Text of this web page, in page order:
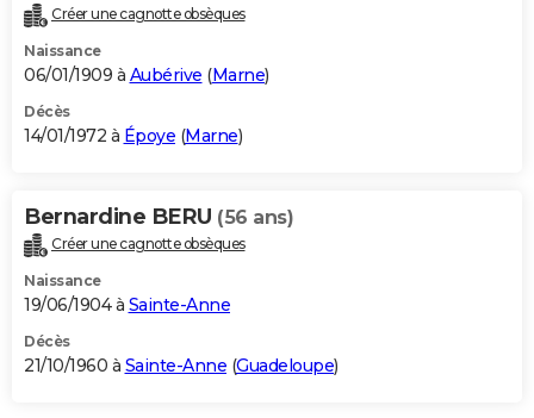
Créer une cagnotte obsèques
Naissance
06/01/1909 à Aubérive (Marne)
Décès
14/01/1972 à Époye (Marne)
Bernardine BERU (56 ans)
Créer une cagnotte obsèques
Naissance
19/06/1904 à Sainte-Anne
Décès
21/10/1960 à Sainte-Anne (Guadeloupe)